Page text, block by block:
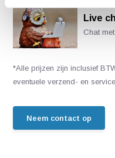
Live
Chat
*Alle prijzen zijn inclusief
eventuele verzend- en
Neem contact op